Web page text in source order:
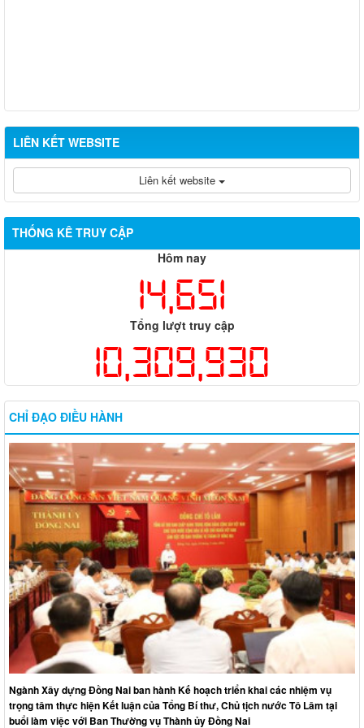
LIÊN KẾT WEBSITE
Liên kết website
THỐNG KÊ TRUY CẬP
Hôm nay
14,651
Tổng lượt truy cập
10,309,930
CHỈ ĐẠO ĐIỀU HÀNH
Ngành Xây dựng Đồng Nai ban hành Kế hoạch triển khai các nhiệm vụ
trọng tâm thực hiện Kết luận của Tổng Bí thư, Chủ tịch nước Tô Lâm tại
buổi làm việc với Ban Thường vụ Thành ủy Đồng Nai